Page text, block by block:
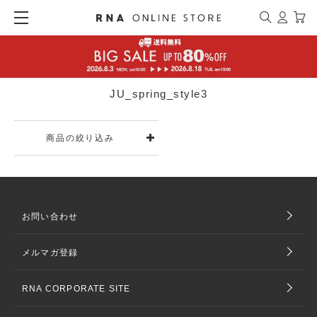
JU_spring_style3
商品の絞り込み
お問い合わせ
メルマガ登録
RNA CORPORATE SITE